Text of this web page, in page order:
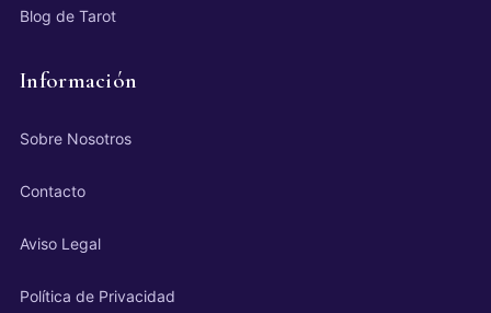
Blog de Tarot
Información
Sobre Nosotros
Contacto
Aviso Legal
Política de Privacidad